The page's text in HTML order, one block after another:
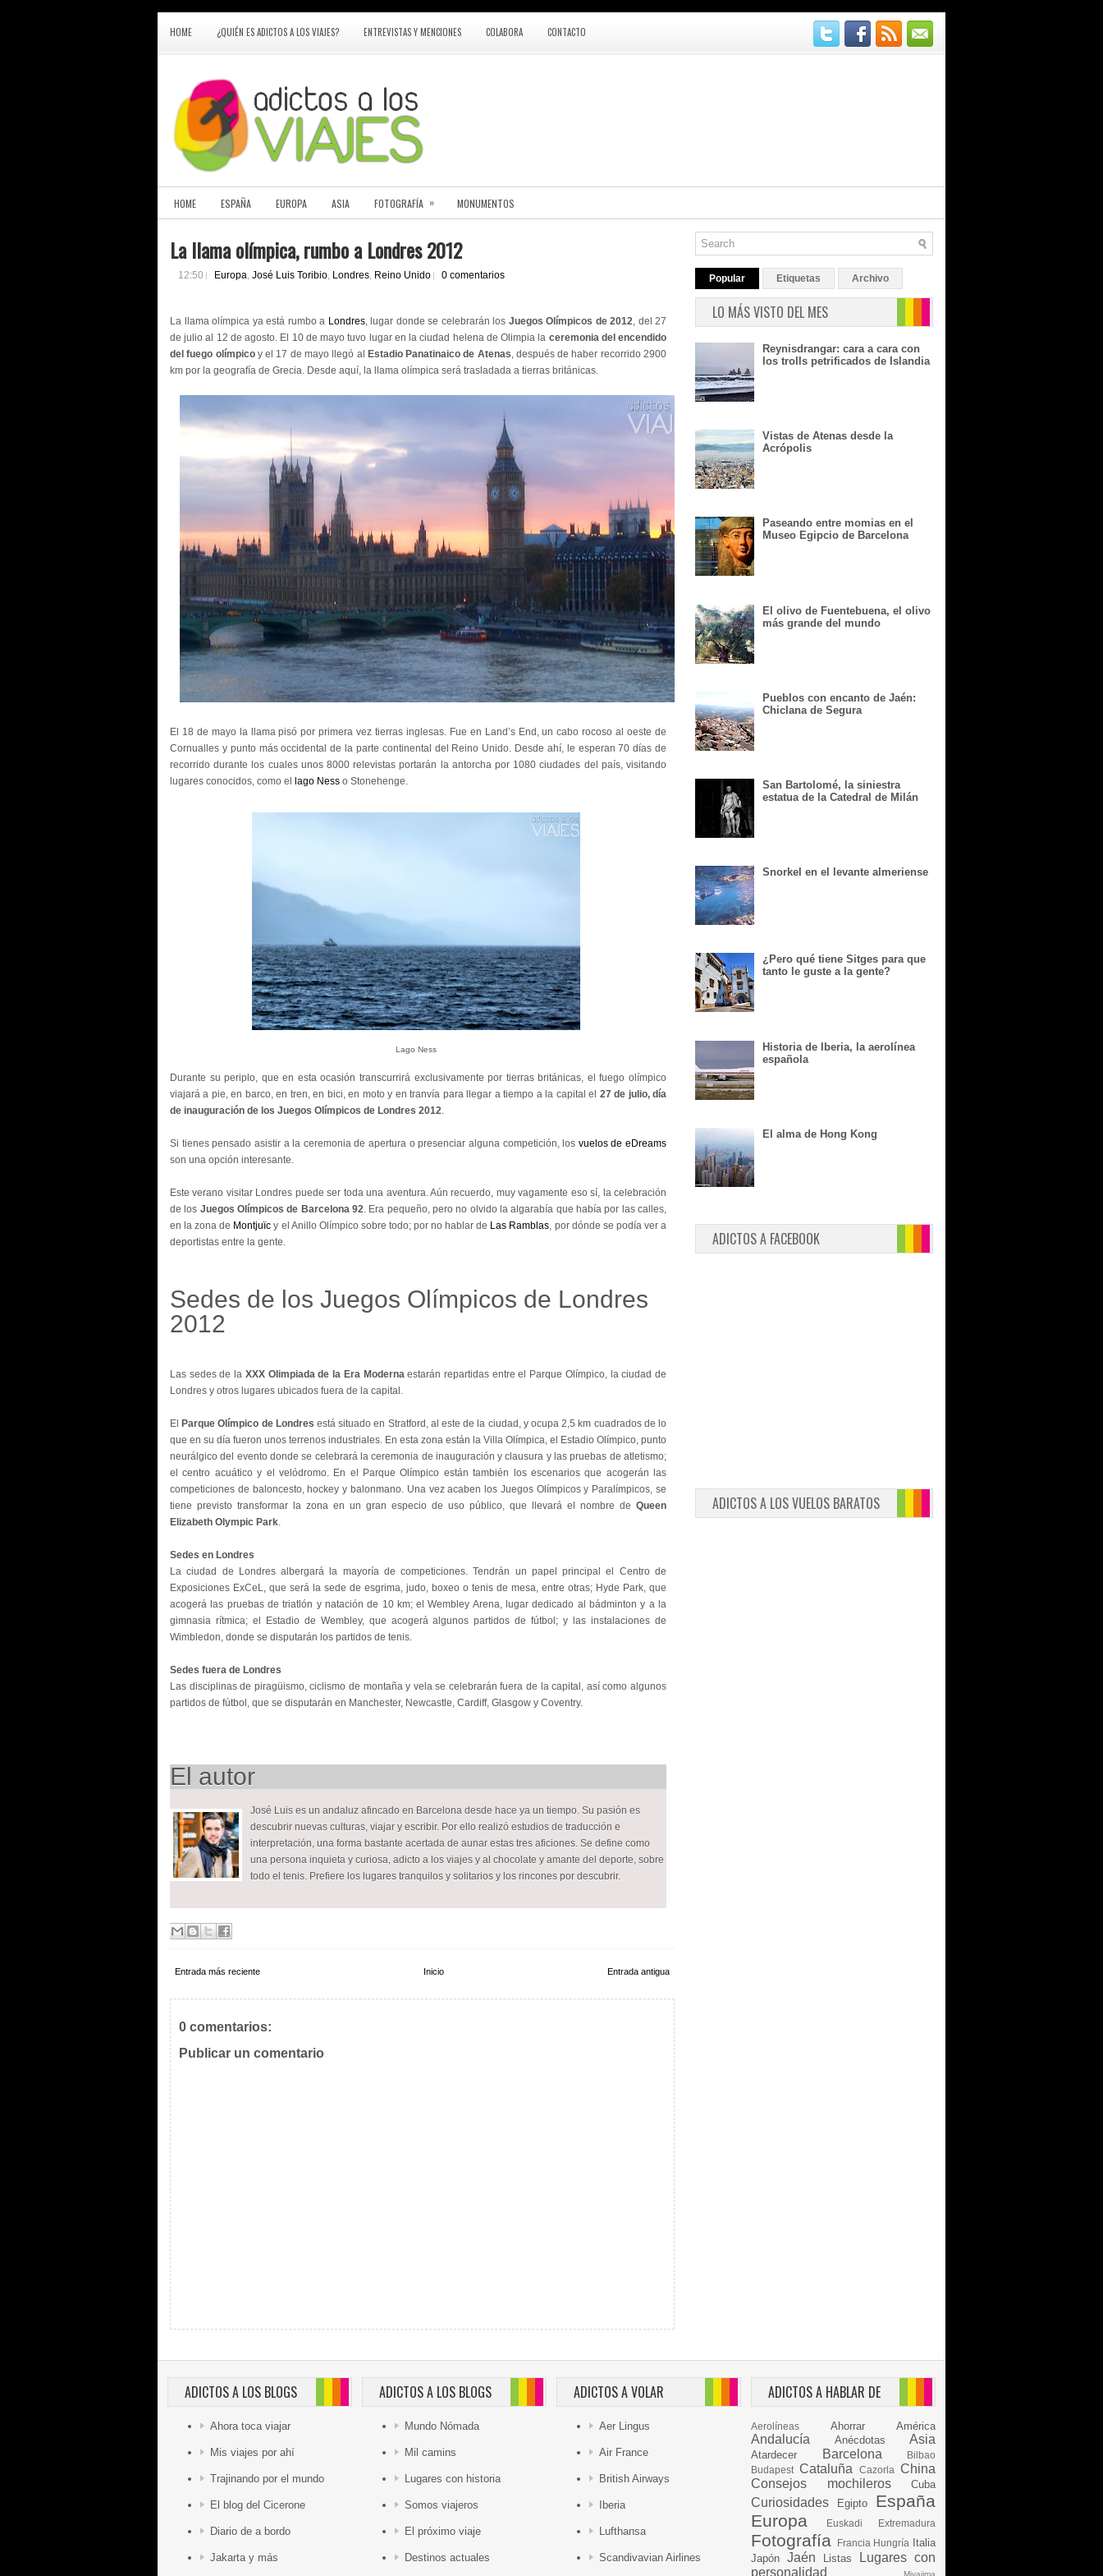
HOME ¿QUIÉN ES ADICTOS A LOS VIAJES? ENTREVISTAS Y MENCIONES COLABORA CONTACTO
HOME ESPAÑA EUROPA ASIA FOTOGRAFÍA » MONUMENTOS
La llama olímpica, rumbo a Londres 2012
12:50 Europa, José Luis Toribio, Londres, Reino Unido 0 comentarios
La llama olímpica ya está rumbo a Londres, lugar donde se celebrarán los Juegos Olímpicos de 2012, del 27
de julio al 12 de agosto. El 10 de mayo tuvo lugar en la ciudad helena de Olimpia la ceremonia del encendido
del fuego olímpicoy el 17 de mayo llegó al Estadio Panatinaico de Atenas, después de haber recorrido 2900
km por la geografía de Grecia. Desde aquí, la llama olímpica será trasladada a tierras británicas.
El 18 de mayo la llama pisó por primera vez tierras inglesas. Fue en Land’s End, un cabo rocoso al oeste de
Cornualles y punto más occidental de la parte continental del Reino Unido. Desde ahí, le esperan 70 días de
recorrido durante los cuales unos 8000 relevistas portarán la antorcha por 1080 ciudades del país, visitando
lugares conocidos, como el
lago Ness o Stonehenge.
Lago Ness
Durante su periplo, que en esta ocasión transcurrirá exclusivamente por tierras británicas, el fuego olímpico
viajará a pie, en barco, en tren, en bici, en moto y en tranvía para llegar a tiempo a la capital el 27 de julio, día
de inauguración de los Juegos Olímpicos de Londres 2012.
Si tienes pensado asistir a la ceremonia de apertura o presenciar alguna competición, los vuelos de eDreams
son una opción interesante.
Este verano visitar Londres puede ser toda una aventura. Aún recuerdo, muy vagamente eso sí, la celebración
de los Juegos Olímpicos de Barcelona 92. Era pequeño, pero no olvido la algarabía que había por las calles,
en la zona de Montjuïc y el Anillo Olímpico sobre todo; por no hablar de Las Ramblas, por dónde se podía ver a
deportistas entre la gente.
Sedes de los Juegos Olímpicos de Londres
2012
Las sedes de la XXX Olimpiada de la Era Modernaestarán repartidas entre el Parque Olímpico, la ciudad de
Londres y otros lugares ubicados fuera de la capital.
ElParque Olímpico de Londres está situado en Stratford, al este de la ciudad, y ocupa 2,5 km cuadrados de lo
que en su día fueron unos terrenos industriales. En esta zona están la Villa Olímpica, el Estadio Olímpico, punto
neurálgico del evento donde se celebrará la ceremonia de inauguración y clausura y las pruebas de atletismo;
el centro acuático y el velódromo. En el Parque Olímpico están también los escenarios que acogerán las
competiciones de baloncesto, hockey y balonmano. Una vez acaben los Juegos Olímpicos y Paralímpicos, se
tiene previsto transformar la zona en un gran especio de uso público, que llevará el nombre de Queen
Elizabeth Olympic Park.
Sedes en Londres
La ciudad de Londres albergará la mayoría de competiciones. Tendrán un papel principal el Centro de
Exposiciones ExCeL, que será la sede de esgrima, judo, boxeo o tenis de mesa, entre otras; Hyde Park, que
acogerá las pruebas de triatlón y natación de 10 km; el Wembley Arena, lugar dedicado al bádminton y a la
gimnasia rítmica; el Estadio de Wembley, que acogerá algunos partidos de fútbol; y las instalaciones de
Wimbledon, donde se disputarán los partidos de tenis.
Sedes fuera de Londres
Las disciplinas de piragüismo, ciclismo de montaña y vela se celebrarán fuera de la capital, así como algunos
partidos de fútbol, que se disputarán en Manchester, Newcastle, Cardiff, Glasgow y Coventry.
El autor
José Luis es un andaluz afincado en Barcelona desde hace ya un tiempo. Su pasión es
descubrir nuevas culturas, viajar y escribir. Por ello realizó estudios de traducción e
interpretación, una forma bastante acertada de aunar estas tres aficiones. Se define como
una persona inquieta y curiosa, adicto a los viajes y al chocolate y amante del deporte, sobre
todo el tenis. Prefiere los lugares tranquilos y solitarios y los rincones por descubrir.
Entrada más reciente Entrada antigua
Inicio
0 comentarios:
Publicar un comentario
Popular Etiquetas Archivo
LO MÁS VISTO DEL MES
Reynisdrangar: cara a cara con
los trolls petrificados de Islandia
Vistas de Atenas desde la
Acrópolis
Paseando entre momias en el
Museo Egipcio de Barcelona
El olivo de Fuentebuena, el olivo
más grande del mundo
Pueblos con encanto de Jaén:
Chiclana de Segura
San Bartolomé, la siniestra
estatua de la Catedral de Milán
Snorkel en el levante almeriense
¿Pero qué tiene Sitges para que
tanto le guste a la gente?
Historia de Iberia, la aerolínea
española
El alma de Hong Kong
ADICTOS A FACEBOOK
ADICTOS A LOS VUELOS BARATOS
ADICTOS A LOS BLOGS
Ahora toca viajar
Mis viajes por ahí
Trajinando por el mundo
El blog del Cicerone
Diario de a bordo
Jakarta y más
ADICTOS A LOS BLOGS
Mundo Nómada
Mil camins
Lugares con historia
Somos viajeros
El próximo viaje
Destinos actuales
ADICTOS A VOLAR
Aer Lingus
Air France
British Airways
Iberia
Lufthansa
Scandivavian Airlines
ADICTOS A HABLAR DE
Aerolíneas Ahorrar América
Andalucía Anécdotas Asia
Atardecer Barcelona
Bilbao
Budapest Cataluña Cazorla
China
Consejos mochileros
Cuba
Curiosidades Egipto
España
Europa
Euskadi Extremadura
Fotografía Francia Hungría
Italia
Japón Jaén Listas
Lugares con
personalidad
Miyajima